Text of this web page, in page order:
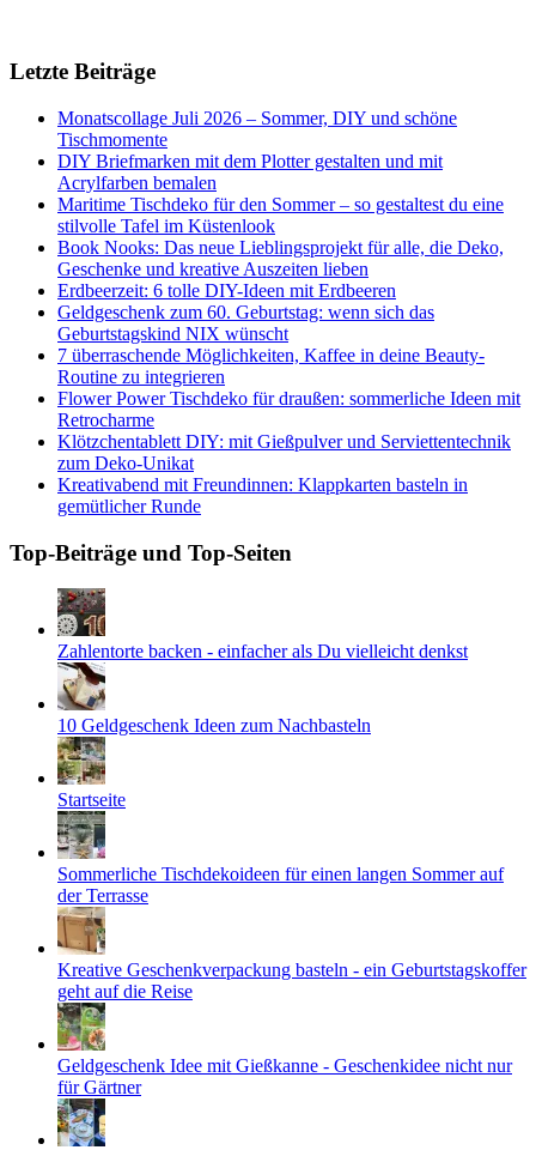
Letzte Beiträge
Monatscollage Juli 2026 – Sommer, DIY und schöne
Tischmomente
DIY Briefmarken mit dem Plotter gestalten und mit
Acrylfarben bemalen
Maritime Tischdeko für den Sommer – so gestaltest du eine
stilvolle Tafel im Küstenlook
Book Nooks: Das neue Lieblingsprojekt für alle, die Deko,
Geschenke und kreative Auszeiten lieben
Erdbeerzeit: 6 tolle DIY-Ideen mit Erdbeeren
Geldgeschenk zum 60. Geburtstag: wenn sich das
Geburtstagskind NIX wünscht
7 überraschende Möglichkeiten, Kaffee in deine Beauty-
Routine zu integrieren
Flower Power Tischdeko für draußen: sommerliche Ideen mit
Retrocharme
Klötzchentablett DIY: mit Gießpulver und Serviettentechnik
zum Deko-Unikat
Kreativabend mit Freundinnen: Klappkarten basteln in
gemütlicher Runde
Top-Beiträge und Top-Seiten
Zahlentorte backen - einfacher als Du vielleicht denkst
10 Geldgeschenk Ideen zum Nachbasteln
Startseite
Sommerliche Tischdekoideen für einen langen Sommer auf
der Terrasse
Kreative Geschenkverpackung basteln - ein Geburtstagskoffer
geht auf die Reise
Geldgeschenk Idee mit Gießkanne - Geschenkidee nicht nur
für Gärtner